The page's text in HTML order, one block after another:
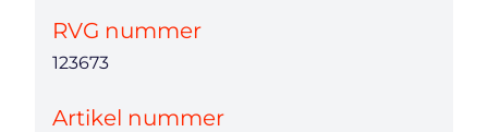
RVG nummer
123673
Artikel nummer